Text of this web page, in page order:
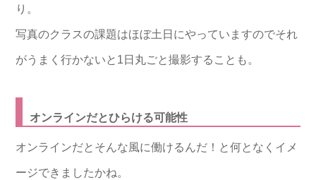
り。
写真のクラスの課題はほぼ土日にやっていますのでそれ
がうまく行かないと1日丸ごと撮影することも。
オンラインだとひらける可能性
オンラインだとそんな風に働けるんだ！と何となくイメ
ージできましたかね。